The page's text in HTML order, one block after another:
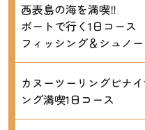
西表島の海を満喫‼
ボートで行く1日コース
フィッシング＆シュノ
カヌーツーリングピナ
ング満喫1日コース